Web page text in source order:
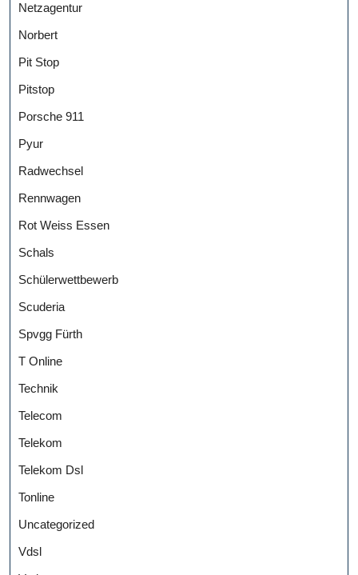
Netzagentur
Norbert
Pit Stop
Pitstop
Porsche 911
Pyur
Radwechsel
Rennwagen
Rot Weiss Essen
Schals
Schülerwettbewerb
Scuderia
Spvgg Fürth
T Online
Technik
Telecom
Telekom
Telekom Dsl
Tonline
Uncategorized
Vdsl